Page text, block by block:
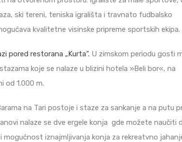
ski tereni, teniska igrališta i travnato fudbalsko
kvalitetne visinske pripreme sportskih ekipa.
pored restorana „Kurta“. U zimskom periodu gosti
koje se nalaze u blizini hotela »Beli bor«, na
od 1.000 m.
na Tari postoje i staze za sankanje a na putu
nalaze se dve ergele konja gde možete naučiti
mogućnost iznajmljivanja konja za rekreatvno